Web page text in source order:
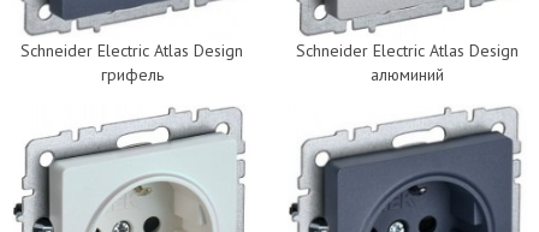
Schneider Electric Atlas Design
грифель
Schneider Electric Atlas Design
алюминий